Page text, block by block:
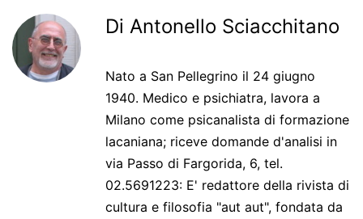
Di Antonello Sciacchitano
Nato a San Pellegrino il 24 giugno
1940. Medico e psichiatra, lavora a
Milano come psicanalista di formazione
lacaniana; riceve domande d'analisi in
via Passo di Fargorida, 6, tel.
02.5691223: E' redattore della rivista di
cultura e filosofia "aut aut", fondata da